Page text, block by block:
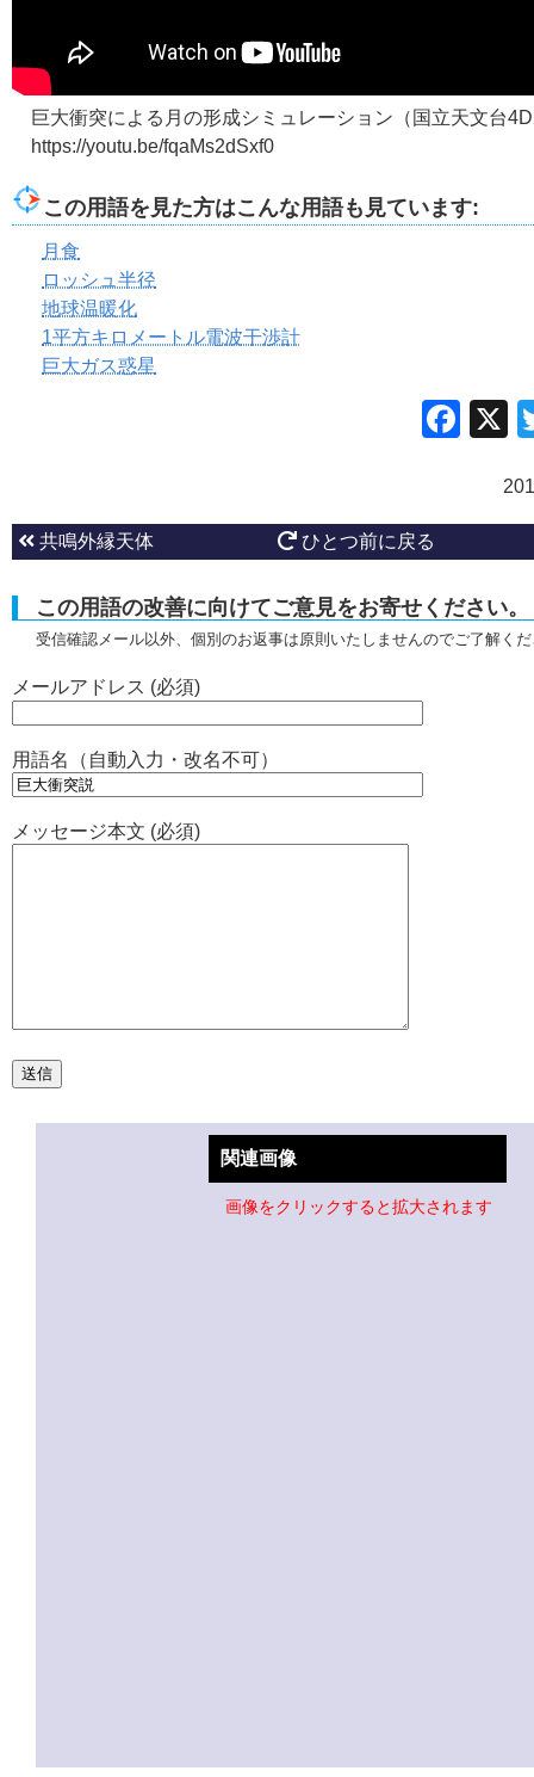
巨大衝突による月の形成シミュレーション（国立天文台
https://youtu.be/fqaMs2dSxf0
この用語を見た方はこんな用語も見ています:
月食
ロッシュ半径
地球温暖化
1平方キロメートル電波干渉計
巨大ガス惑星
共鳴外縁天体 ひとつ前に戻る
この用語の改善に向けてご意見をお寄せください。
受信確認メール以外、個別のお返事は原則いたしませんのでご了解く
メールアドレス (必須)
用語名（自動入力・改名不可）
メッセージ本文 (必須)
関連画像
画像をクリックすると拡大されます